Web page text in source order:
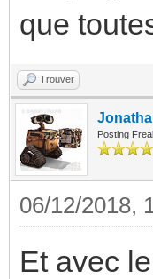
que
Trouver
Posting
06/12/2018,
Et avec